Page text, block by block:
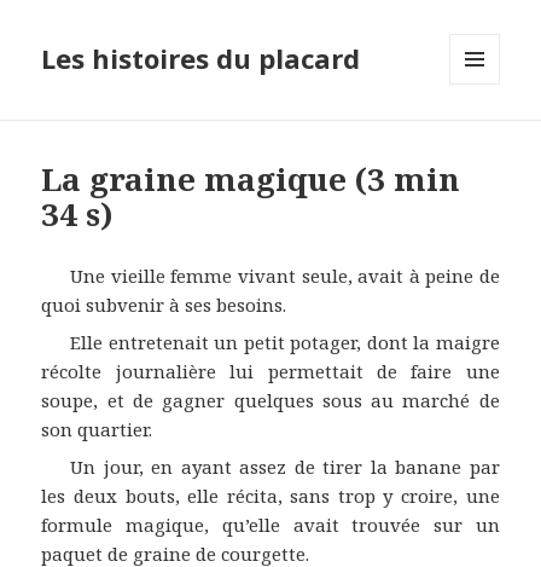
Les histoires du placard
La graine magique (3 min
34 s)
Une vieille femme vivant seule, avait à peine de
quoi subvenir à ses besoins.
Elle entretenait un petit potager, dont la maigre
récolte journalière lui permettait de faire une
soupe, et de gagner quelques sous au marché de
son quartier.
Un jour, en ayant assez de tirer la banane par
les deux bouts, elle récita, sans trop y croire, une
formule magique, qu’elle avait trouvée sur un
paquet de graine de courgette.